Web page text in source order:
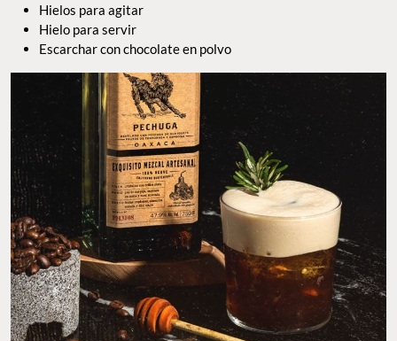
Hielos para agitar
Hielo para servir
Escarchar con chocolate en polvo